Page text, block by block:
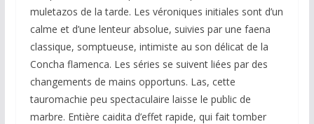
muletazos de la tarde. Les véroniques initiales sont d’un
calme et d’une lenteur absolue, suivies par une faena
classique, somptueuse, intimiste au son délicat de la
Concha flamenca. Les séries se suivent liées par des
changements de mains opportuns. Las, cette
tauromachie peu spectaculaire laisse le public de
marbre. Entière caidita d’effet rapide, qui fait tomber